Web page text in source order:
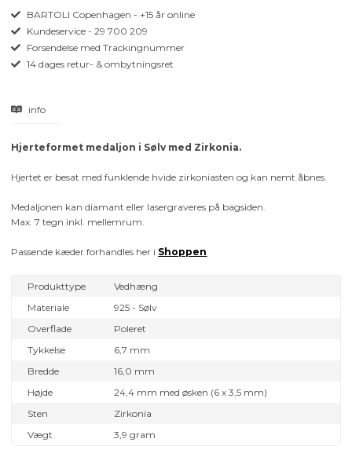
BARTOLI Copenhagen - +15 år online
Kundeservice - 29 700 209
Forsendelse med Trackingnummer
14 dages retur- & ombytningsret
info
Hjerteformet medaljon i Sølv med Zirkonia.
Hjertet er besat med funklende hvide zirkoniasten og kan nemt åbnes.
Medaljonen kan diamant eller lasergraveres på bagsiden.
Max. 7 tegn inkl. mellemrum.
Passende kæder forhandles her i Shoppen
Produkttype
Vedhæng
Materiale
925 - Sølv
Overflade
Poleret
Tykkelse
6,7 mm
Bredde
16,0 mm
Højde
24,4 mm med øsken (6 x 3,5 mm)
Sten
Zirkonia
Vægt
3,9 gram